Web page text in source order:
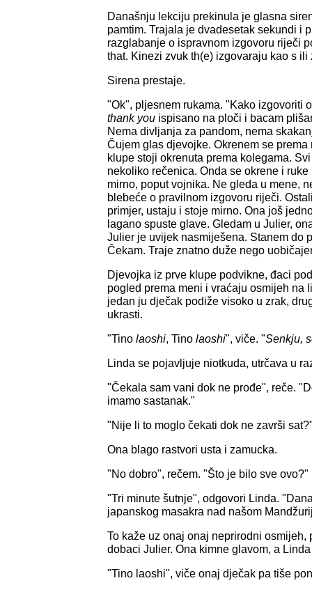
Današnju lekciju prekinula je glasna
pamtim. Trajala je dvadesetak sekundi i
razglabanje o ispravnom izgovoru riječi
that. Kinezi zvuk th(e) izgovaraju kao s
Sirena prestaje.
"Ok", pljesnem rukama. "Kako izgovoriti
thank you ispisano na ploči i bacam
Nema divljanja za pandom, nema
Čujem glas djevojke. Okrenem se
klupe stoji okrenuta prema kolegama.
nekoliko rečenica. Onda se okrene i
mirno, poput vojnika. Ne gleda u mene,
blebeće o pravilnom izgovoru riječi.
primjer, ustaju i stoje mirno. Ona još
lagano spuste glave. Gledam u Julier,
Julier je uvijek nasmiješena. Stanem do
Čekam. Traje znatno duže nego
Djevojka iz prve klupe podvikne, đaci
pogled prema meni i vraćaju osmijeh na
jedan ju dječak podiže visoko u zrak,
ukrasti.
"Tino laoshi, Tino laoshi", viče. "Senkju,
Linda se pojavljuje niotkuda, utrčava u
"Čekala sam vani dok ne prođe", reče.
imamo sastanak."
"Nije li to moglo čekati dok ne završi
Ona blago rastvori usta i zamucka.
"No dobro", rečem. "Što je bilo sve ovo?"
"Tri minute šutnje", odgovori Linda.
japanskog masakra nad našom
To kaže uz onaj onaj neprirodni osmijeh,
dobaci Julier. Ona kimne glavom, a
"Tino laoshi", viče onaj dječak pa tiše